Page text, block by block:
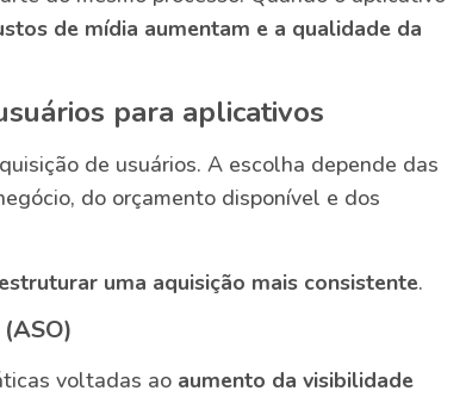
de mídia aumentam e a qualidade da
para aplicativos
de usuários. A escolha depende das
do orçamento disponível e dos
uma aquisição mais consistente.
voltadas ao aumento da visibilidade